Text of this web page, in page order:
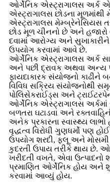
ઓર્ગેનિક એસ્ટ્રાગાલસ અર્ક
એસ્ટ્રાગાલસ છોડના
એસ્ટ્રાગાલસ મેમ્બ્રેનેસિયસ
છોડ મૂળ ચીનનો છે અને હજારો
દવામાં આરોગ્ય અને
ઉપયોગ કરવામાં આવે છે.
ઓર્ગેનિક એસ્ટ્રાગાલસ અર્ક
અને પછી દ્રાવક અથવા અન્ય
ફાયદાકારક સંયોજનો કાઢીને
વિવિધ સક્રિય સંયોજનોથી
પોલિસેકરાઈડ્સ અને
ઓર્ગેનિક એસ્ટ્રાગાલસ અર્કમાં
બળતરા ઘટાડવા અને
અનેક પ્રકારના સ્વાસ્થ્ય લાભો
વૃદ્ધત્વ વિરોધી ગુણધર્મો પણ
ઉપયોગ શરદી, ફ્લૂ અને મોસમી
કુદરતી ઉપાય તરીકે થાય છે.
ખરીદતી વખતે, એવા ઉત્પાદનો
પ્રમાણિત ઓર્ગેનિક હોય અને
કરવામાં આવ્યું હોય.